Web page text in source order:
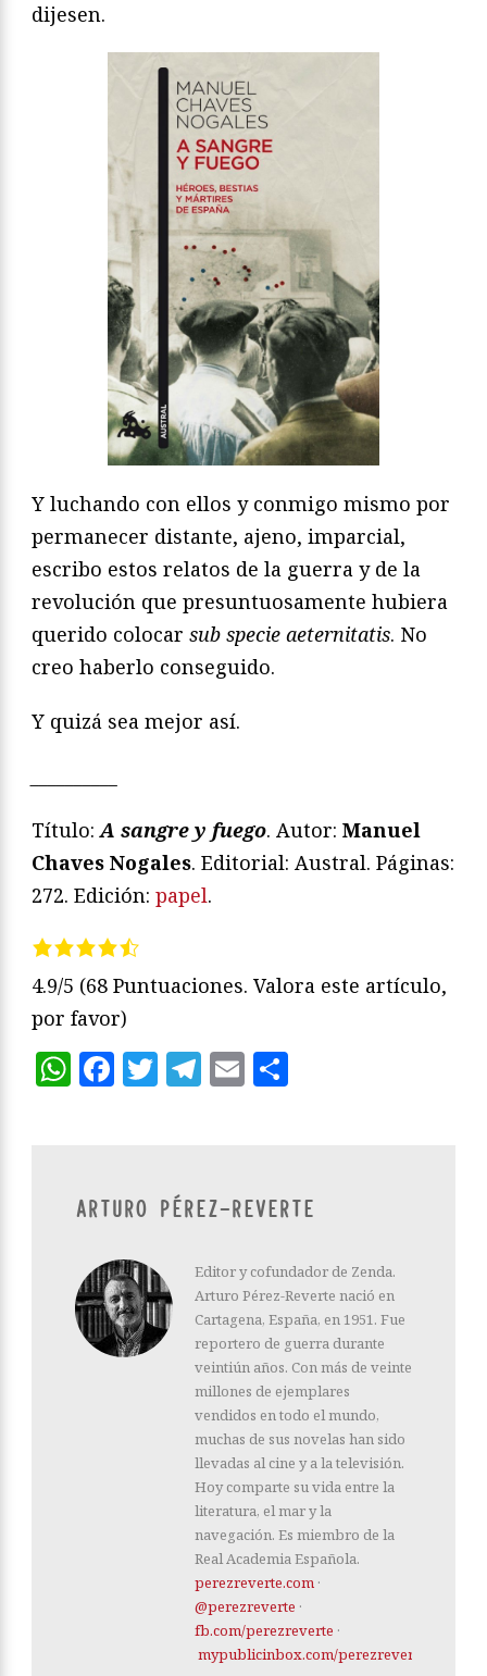
dijesen.
Y luchando con ellos y conmigo mismo por
permanecer distante, ajeno, imparcial,
escribo estos relatos de la guerra y de la
revolución que presuntuosamente hubiera
querido colocar sub specie aeternitatis. No
creo haberlo conseguido.
Y quizá sea mejor así.
Título:A sangre y fuego. Autor: Manuel
Chaves Nogales. Editorial: Austral. Páginas:
272. Edición: papel.
4.9/5 (68 Puntuaciones. Valora este artículo,
por favor)
WhatsApp
Facebook
Twitter
Telegram
Email
ARTURO PÉREZ-REVERTE
Editor y cofundador de Zenda.
Arturo Pérez-Reverte nació en
Cartagena, España, en 1951. Fue
reportero de guerra durante
veintiún años. Con más de veinte
millones de ejemplares
vendidos en todo el mundo,
muchas de sus novelas han sido
llevadas al cine y a la televisión.
Hoy comparte su vida entre la
literatura, el mar y la
navegación. Es miembro de la
Real Academia Española.
perezreverte.com ·
@perezreverte ·
fb.com/perezreverte ·
mypublicinbox.com/perezreverte